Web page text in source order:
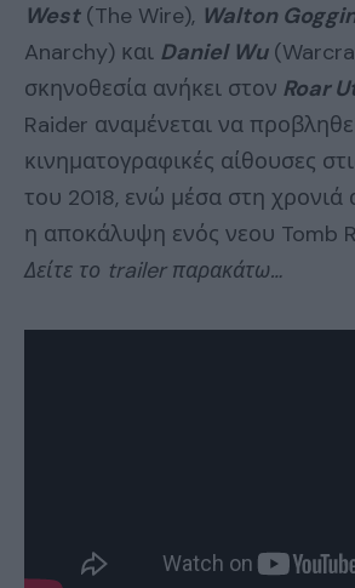
West (The Wire), Walton
Anarchy) και Daniel Wu
σκηνοθεσία ανήκει στον Roar
Raider αναμένεται να
κινηματογραφικές αίθουσες
του 2018, ενώ μέσα στη χρονιά
η αποκάλυψη ενός νεου Tomb
Δείτε το trailer παρακάτω…